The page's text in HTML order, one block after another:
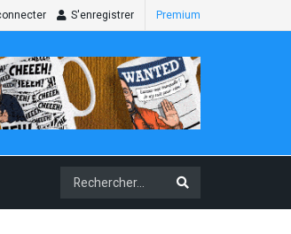
S'enregistrer Premium